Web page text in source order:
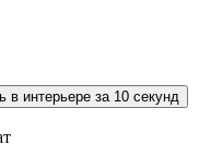
в интерьере за 10 секунд